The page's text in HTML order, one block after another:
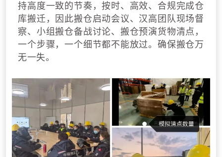
持高度一致的节奏，按时、高效、合规完成仓
库搬迁，因此搬仓启动会议、汉高团队现场督
察、小组搬仓备战讨论、搬仓预演货物清点，
一个步骤，一个细节都不能放过。确保搬仓万
无一失。